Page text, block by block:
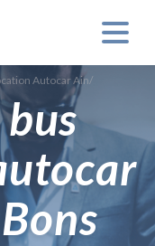
Autocar Ain/